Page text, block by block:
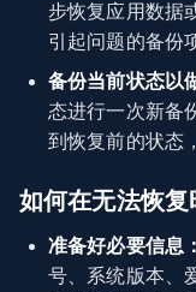
步恢复应用数据
引起问题的备份
备份当前状态以
态进行一次新备
到恢复前的状态
如何在无法恢
准备好必要信息
号、系统版本、